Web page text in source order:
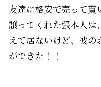
友達に格安で売って貰
譲ってくれた張本人は
えて居ないけど、彼の
ができた！！